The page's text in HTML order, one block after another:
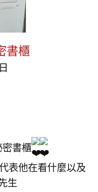
書櫃
書櫃
表他在看什麼以及
生